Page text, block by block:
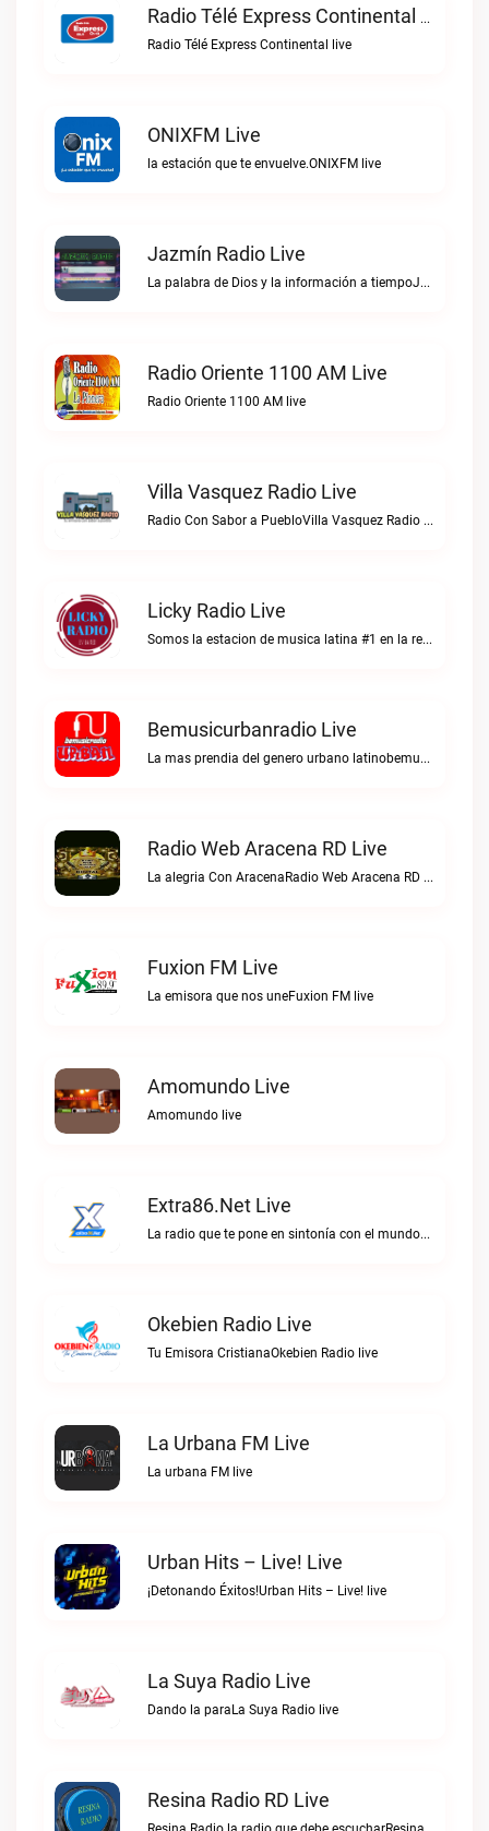
Radio Télé Express Continental Live
Radio Télé Express Continental live
ONIXFM Live
la estación que te envuelve.ONIXFM live
Jazmín Radio Live
La palabra de Dios y la información a tiempoJazmín Radio live
Radio Oriente 1100 AM Live
Radio Oriente 1100 AM live
Villa Vasquez Radio Live
Radio Con Sabor a PuebloVilla Vasquez Radio live
Licky Radio Live
Somos la estacion de musica latina #1 en la red.Licky Radio live
Bemusicurbanradio Live
La mas prendia del genero urbano latinobemusicurbanradio live
Radio Web Aracena RD Live
La alegria Con AracenaRadio Web Aracena RD live
Fuxion FM Live
La emisora que nos uneFuxion FM live
Amomundo Live
Amomundo live
Extra86.net Live
La radio que te pone en sintonía con el mundoExtra86.net live
Okebien Radio Live
Tu Emisora CristianaOkebien Radio live
La Urbana FM Live
La urbana FM live
Urban Hits – Live! Live
¡Detonando Éxitos!Urban Hits – Live! live
La Suya Radio Live
Dando la paraLa Suya Radio live
Resina Radio RD Live